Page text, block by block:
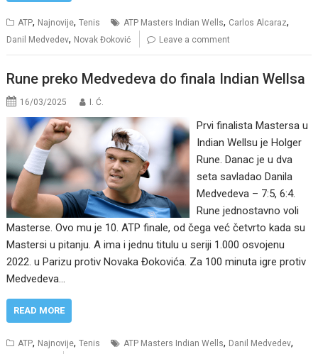
ATP, Najnovije,Tenis ATP Masters Indian Wells, Carlos Alcaraz,
Danil Medvedev, Novak Đoković Leave a comment
Rune preko Medvedeva do finala Indian Wellsa
16/03/2025 I. Ć.
Prvi finalista Mastersa u
Indian Wellsu je Holger
Rune. Danac je u dva
seta savladao Danila
Medvedeva – 7:5, 6:4.
Rune jednostavno voli
Masterse. Ovo mu je 10. ATP finale, od čega već četvrto kada su
Mastersi u pitanju. A ima i jednu titulu u seriji 1.000 osvojenu
2022. u Parizu protiv Novaka Đokovića. Za 100 minuta igre protiv
Medvedeva…
READ MORE
ATP, Najnovije,Tenis ATP Masters Indian Wells, Danil Medvedev,